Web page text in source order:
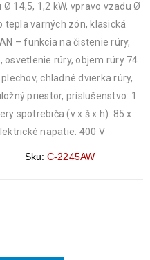
14,5, 1,2 kW, vpravo vzadu Ø
tepla varných zón, klasická
– funkcia na čistenie rúry,
osvetlenie rúry, objem rúry 74
chladné dvierka rúry,
priestor, príslušenstvo: 1
spotrebiča (v x š x h): 85 x
napätie: 400 V
Sku: C-2245AW